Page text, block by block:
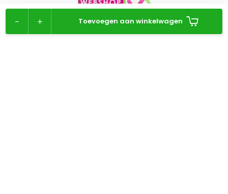
+
- Toevoegen aan winkelwagen